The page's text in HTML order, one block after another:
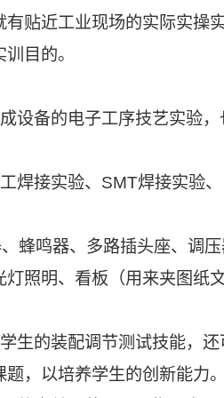
贴近工业现场的实际实操
目的。
设备的电子工序技艺实验，
焊接实验、SMT焊接实验
蜂鸣器、多路插头座、调
照明、看板（用来夹图纸
生的装配调节测试技能，还
，以培养学生的创新能力